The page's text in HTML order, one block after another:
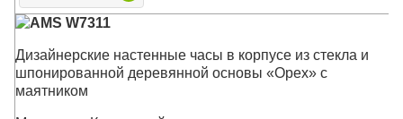
AMS W7311
Дизайнерские настенные часы в корпусе из стекла и
шпонированной деревянной основы «Орех» с
маятником